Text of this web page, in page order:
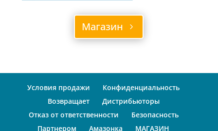
Магазин
Условия продажи
Конфиденциальность
Возвращает
Дистрибьюторы
Отказ от ответственности
Безопасность
Партнером
Амазонка МАГАЗИН